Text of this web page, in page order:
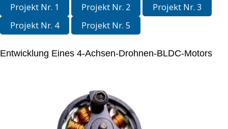
Projekt Nr. 1 Projekt Nr. 2
Projekt Nr. 3
Projekt Nr. 4
Projekt Nr. 5
Entwicklung Eines 4-Achsen-Drohnen-BLDC-Motors